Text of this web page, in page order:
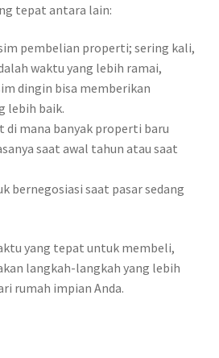
tepat antara lain:
pembelian properti; sering kali,
waktu yang lebih ramai,
dingin bisa memberikan
lebih baik.
di mana banyak properti baru
saat awal tahun atau saat
bernegosiasi saat pasar sedang
yang tepat untuk membeli,
langkah-langkah yang lebih
rumah impian Anda.